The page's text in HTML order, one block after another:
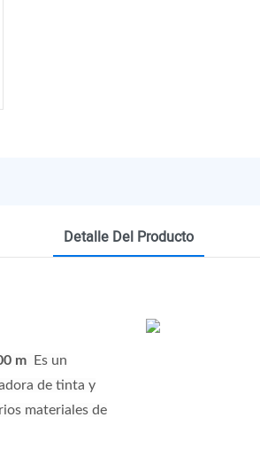
Detalle Del Producto
m
Es un
de tinta y
materiales de